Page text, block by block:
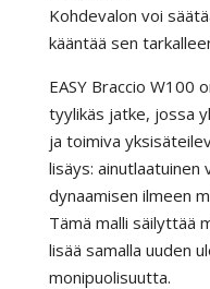
Kohdevalon voi
kääntää sen
EASY Braccio W100
tyylikäs jatke, jossa
ja toimiva
lisäys: ainutlaatuinen
dynaamisen ilmeen
Tämä malli säilyttää
lisää samalla uuden
monipuolisuutta.